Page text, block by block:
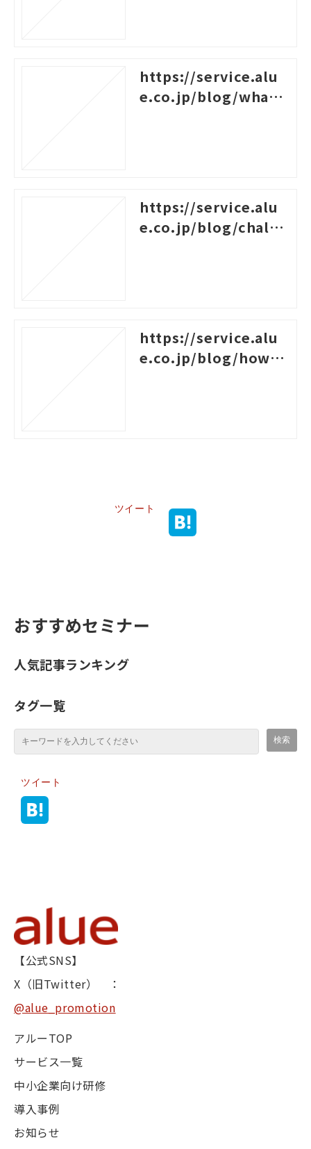
https://service.alu
e.co.jp/blog/what-i
https://service.alu
e.co.jp/blog/challe
https://service.alu
e.co.jp/blog/how-t
ツイート
おすすめセミナー
人気記事ランキング
タグ一覧
ツイート
【公式SNS】
X（旧Twitter） ：
@alue_promotion
アルーTOP
サービス一覧
中小企業向け研修
導入事例
お知らせ